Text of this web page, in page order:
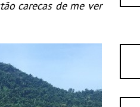
carecas de me ver